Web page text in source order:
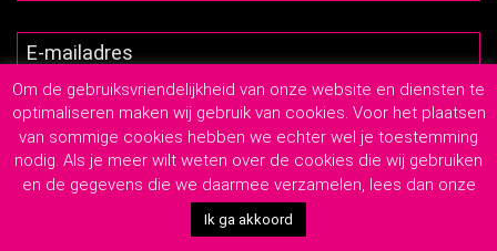
2026 © Lutim Creatief Mediabureau - Privacyverklaring -
Algemene Leveringsvoorwaarden
Om de gebruiksvriendelijkheid van onze website en diensten te
optimaliseren maken wij gebruik van cookies. Voor het plaatsen
van sommige cookies hebben we echter wel je toestemming
nodig. Als je meer wilt weten over de cookies die wij gebruiken
en de gegevens die we daarmee verzamelen, lees dan onze
Ik ga akkoord